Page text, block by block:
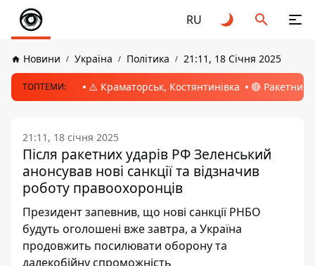
RU
Новини Україна Політика 21:11, 18 Січня 2025
ТОПТЕМИ: ⚠️ Краматорськ, Костянтинівка 🔴 Ракетний
21:11, 18 січня 2025
Після ракетних ударів РФ Зеленський
анонсував нові санкції та відзначив
роботу правоохоронців
Президент запевнив, що нові санкції РНБО
будуть оголошені вже завтра, а Україна
продовжить посилювати оборону та
далекобійну спроможність